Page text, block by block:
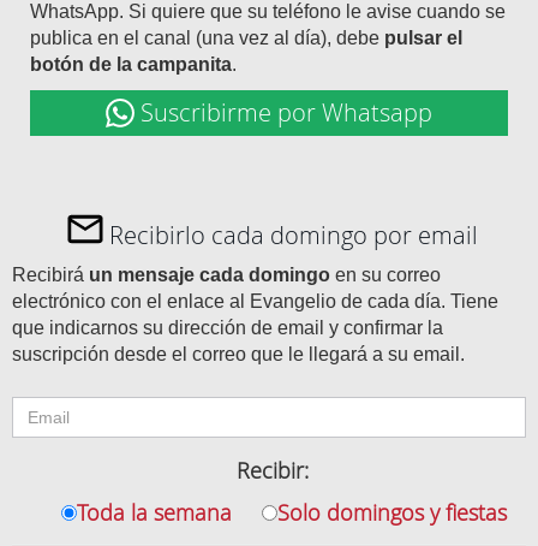
WhatsApp. Si quiere que su teléfono le avise cuando se
publica en el canal (una vez al día), debe pulsar el
botón de la campanita.
Suscribirme por Whatsapp
Recibirlo cada domingo por email
Recibirá un mensaje cada domingo en su correo
electrónico con el enlace al Evangelio de cada día. Tiene
que indicarnos su dirección de email y confirmar la
suscripción desde el correo que le llegará a su email.
Recibir:
Toda la semana
Solo domingos y fiestas